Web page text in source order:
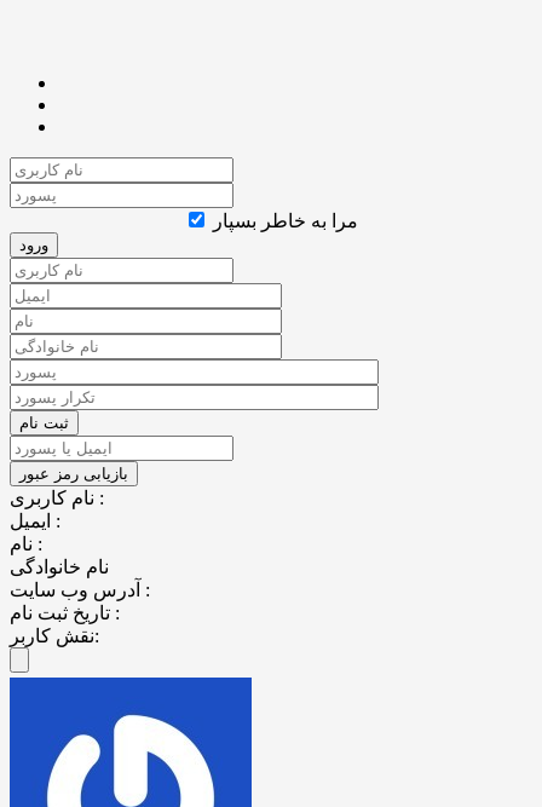
مرا به خاطر بسپار
نام کاربری :
ایمیل :
نام :
نام خانوادگی
آدرس وب سایت :
تاریخ ثبت نام :
نقش کاربر: